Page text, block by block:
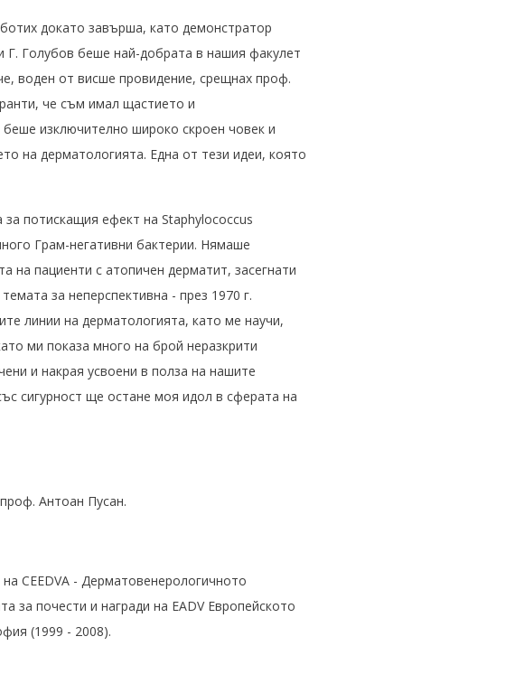
докато завърша, като демонстратор
Голубов беше най-добрата в нашия факулет
воден от висше провидение, срещнах проф.
че съм имал щастието и
изключително широко скроен човек и
на дерматологията. Една от тези идеи, която
потискащия ефект на Staphylococcus
Грам-негативни бактерии. Нямаше
на пациенти с атопичен дерматит, засегнати
за неперспективна - през 1970 г.
линии на дерматологията, като ме научи,
ми показа много на брой неразкрити
и накрая усвоени в полза на нашите
сигурност ще остане моя идол в сферата на
Антоан Пусан.
CEEDVA - Дерматовенерологичното
за почести и награди на EADV Европейското
(1999 - 2008).